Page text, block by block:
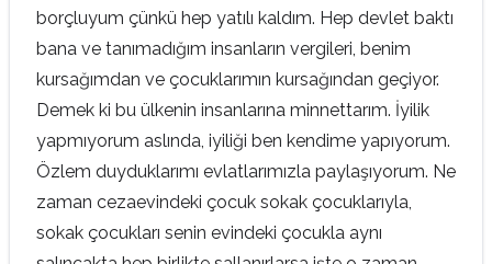
borçluyum çünkü hep yatılı kaldım. Hep devlet baktı
bana ve tanımadığım insanların vergileri, benim
kursağımdan ve çocuklarımın kursağından geçiyor.
Demek ki bu ülkenin insanlarına minnettarım. İyilik
yapmıyorum aslında, iyiliği ben kendime yapıyorum.
Özlem duyduklarımı evlatlarımızla paylaşıyorum. Ne
zaman cezaevindeki çocuk sokak çocuklarıyla,
sokak çocukları senin evindeki çocukla aynı